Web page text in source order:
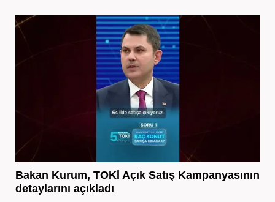
Bakan Kurum, TOKİ Açık Satış Kampanyasının
detaylarını açıkladı